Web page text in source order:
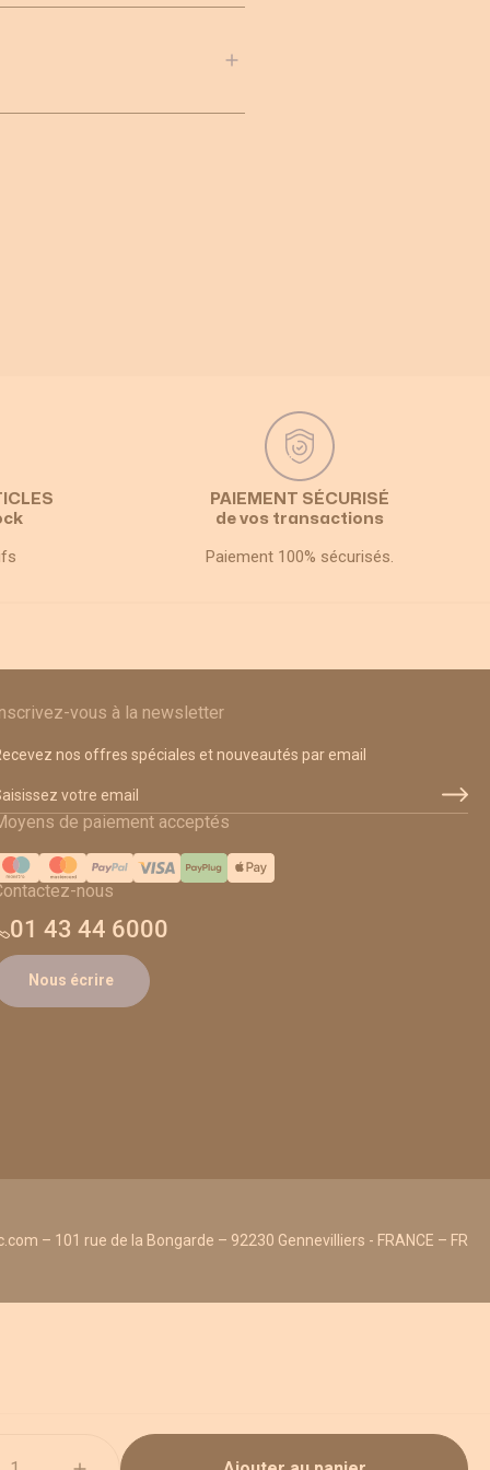
PAIEMENT SÉCURISÉ
de vos transactions
Paiement 100% sécurisés.
vous à la newsletter
nos offres spéciales et nouveautés par email
email
de paiement acceptés
nous
01 43 44 6000
Nous écrire
– 101 rue de la Bongarde – 92230 Gennevilliers - FRANCE – FR